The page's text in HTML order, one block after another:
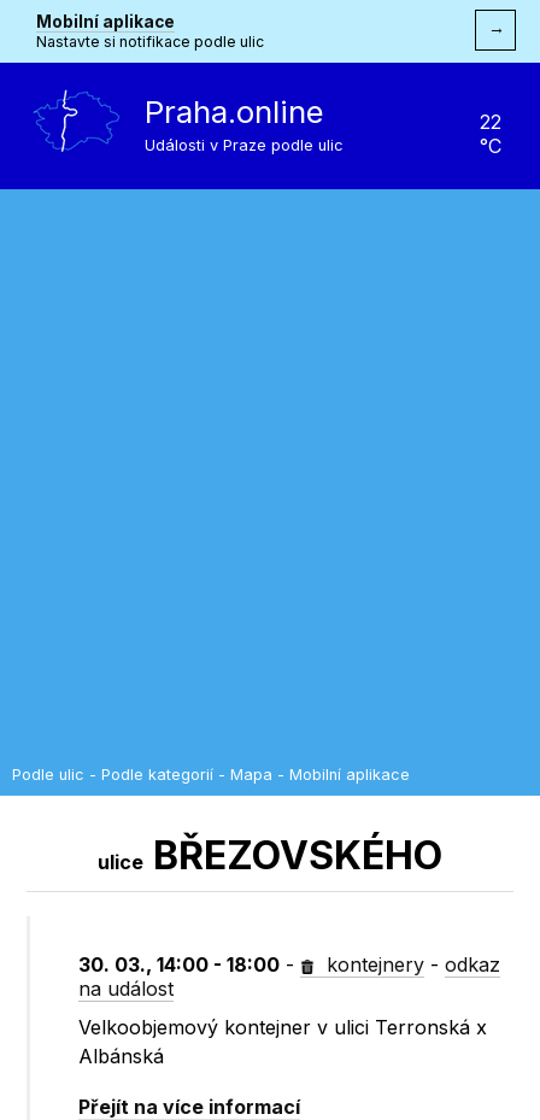
Mobilní aplikace
Nastavte si notifikace podle ulic
→
Praha.online
Události v Praze podle ulic
22
°C
Podle ulic - Podle kategorií - Mapa - Mobilní aplikace
ulice BŘEZOVSKÉHO
30. 03., 14:00 - 18:00 - kontejnery -odkaz
na událost
Velkoobjemový kontejner v ulici Terronská x
Albánská
Přejít na více informací